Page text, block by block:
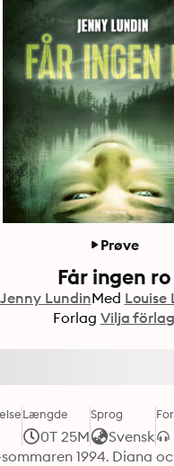
Prøve
Får ingen ro
Jenny LundinMed Louise
Forlag Vilja förlag
Længde
0T 25M
Sprog
Svensk
1994. Diana